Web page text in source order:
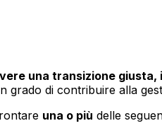
una transizione
grado di contribuire alla
una o più delle